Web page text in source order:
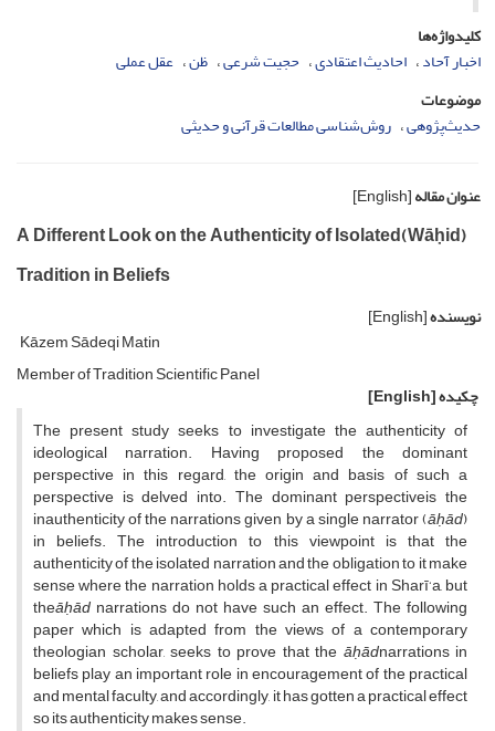
کلیدواژه‌ها
اخبار آحاد احادیث اعتقادی حجیت شرعی ظن عقل عملی
موضوعات
حدیث‌پژوهی روش‌شناسی مطالعات قرآنی و حدیثی
عنوان مقاله[English]
A Different Look on the Authenticity of Isolated(Wāḥid)
Tradition in Beliefs
نویسنده[English]
Kāzem Sādeqi Matin
Member of Tradition Scientific Panel
چکیده[English]
The present study seeks to investigate the authenticity of
ideological narration. Having proposed the dominant
perspective in this regard, the origin and basis of such a
perspective is delved into. The dominant perspectiveis the
inauthenticity of the narrations given by a single narrator (āḥād)
in beliefs. The introduction to this viewpoint is that the
authenticity of the isolated narration and the obligation to it make
sense where the narration holds a practical effect in Sharī‘a, but
theāḥād narrations do not have such an effect. The following
paper which is adapted from the views of a contemporary
theologian scholar, seeks to prove that the āḥādnarrations in
beliefs play an important role in encouragement of the practical
and mental faculty, and accordingly, it has gotten a practical effect
so its authenticity makes sense.